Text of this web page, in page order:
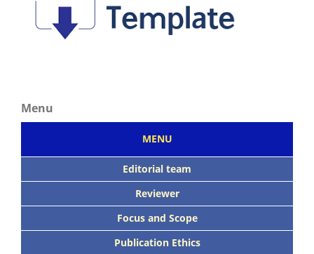
Menu
MENU
Editorial team
Reviewer
Focus and Scope
Publication Ethics